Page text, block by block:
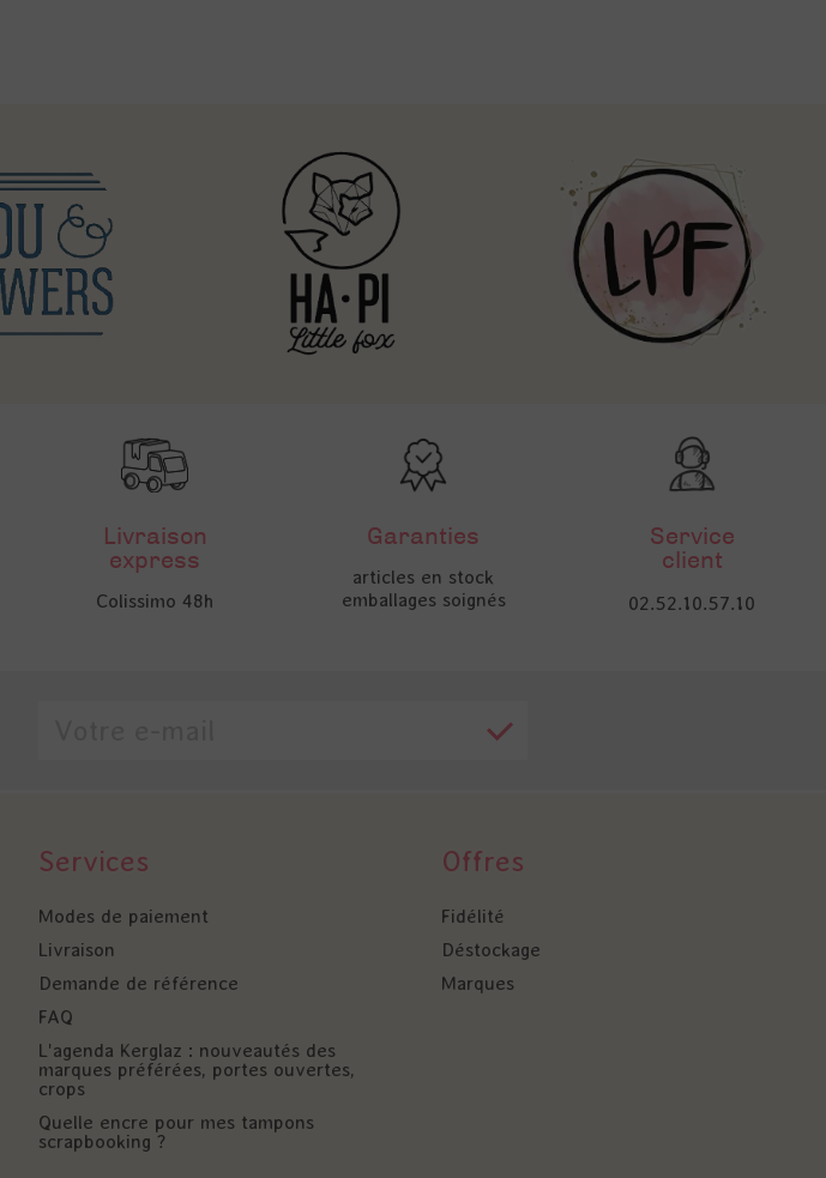
Livraison
express
Colissimo 48h
Garanties
articles en stock
emballages soignés
Service
client
02.52.10.57.10
Services
Modes de paiement
Livraison
Demande de référence
FAQ
L'agenda Kerglaz : nouveautés des
marques préférées, portes ouvertes,
crops
Quelle encre pour mes tampons
scrapbooking ?
Offres
Fidélité
Déstockage
Marques